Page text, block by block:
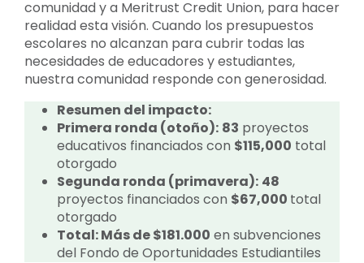
comunidad y a Meritrust Credit Union, para hacer
realidad esta visión. Cuando los presupuestos
escolares no alcanzan para cubrir todas las
necesidades de educadores y estudiantes,
nuestra comunidad responde con generosidad.
Resumen del impacto:
Primera ronda (otoño): 83 proyectos
educativos financiados con $115,000 total
otorgado
Segunda ronda (primavera): 48
proyectos financiados con $67,000 total
otorgado
Total: Más de $181.000 en subvenciones
del Fondo de Oportunidades Estudiantiles